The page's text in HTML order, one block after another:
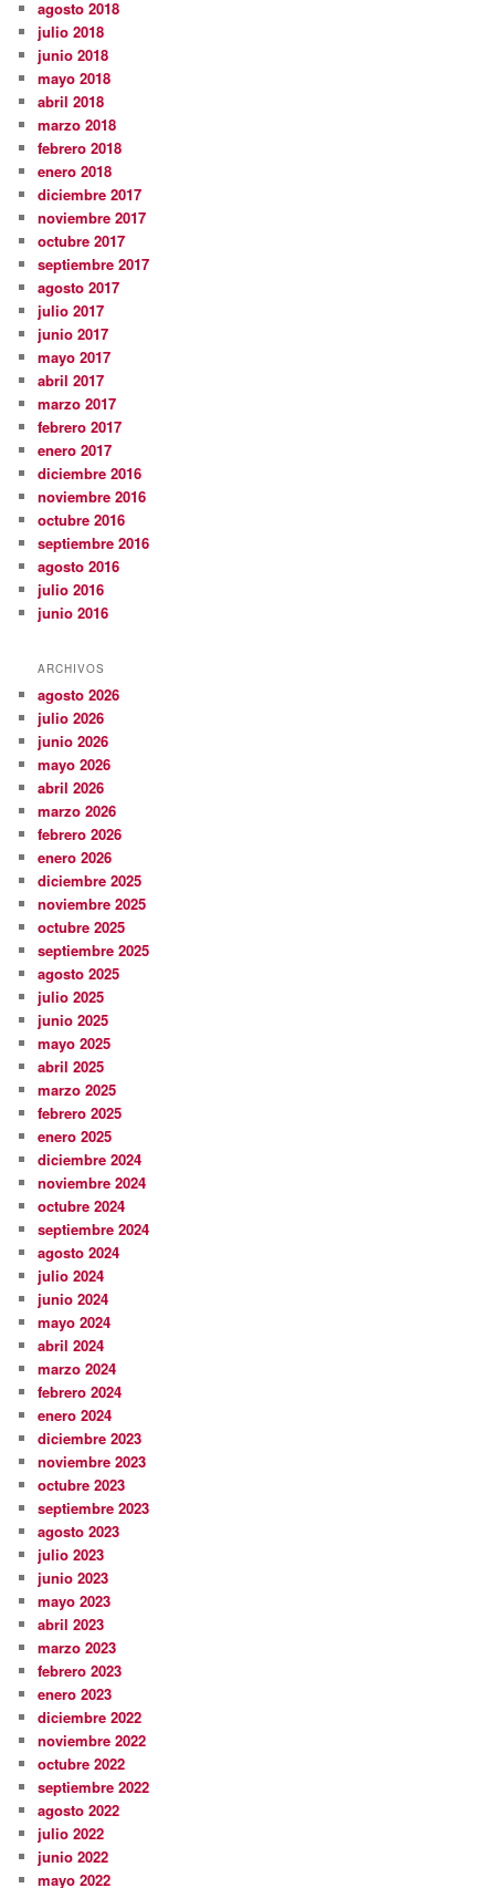
agosto 2018
julio 2018
junio 2018
mayo 2018
abril 2018
marzo 2018
febrero 2018
enero 2018
diciembre 2017
noviembre 2017
octubre 2017
septiembre 2017
agosto 2017
julio 2017
junio 2017
mayo 2017
abril 2017
marzo 2017
febrero 2017
enero 2017
diciembre 2016
noviembre 2016
octubre 2016
septiembre 2016
agosto 2016
julio 2016
junio 2016
ARCHIVOS
agosto 2026
julio 2026
junio 2026
mayo 2026
abril 2026
marzo 2026
febrero 2026
enero 2026
diciembre 2025
noviembre 2025
octubre 2025
septiembre 2025
agosto 2025
julio 2025
junio 2025
mayo 2025
abril 2025
marzo 2025
febrero 2025
enero 2025
diciembre 2024
noviembre 2024
octubre 2024
septiembre 2024
agosto 2024
julio 2024
junio 2024
mayo 2024
abril 2024
marzo 2024
febrero 2024
enero 2024
diciembre 2023
noviembre 2023
octubre 2023
septiembre 2023
agosto 2023
julio 2023
junio 2023
mayo 2023
abril 2023
marzo 2023
febrero 2023
enero 2023
diciembre 2022
noviembre 2022
octubre 2022
septiembre 2022
agosto 2022
julio 2022
junio 2022
mayo 2022